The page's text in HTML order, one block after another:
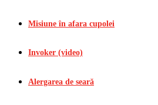
Misiune în afara cupolei
Invoker (video)
Alergarea de seară